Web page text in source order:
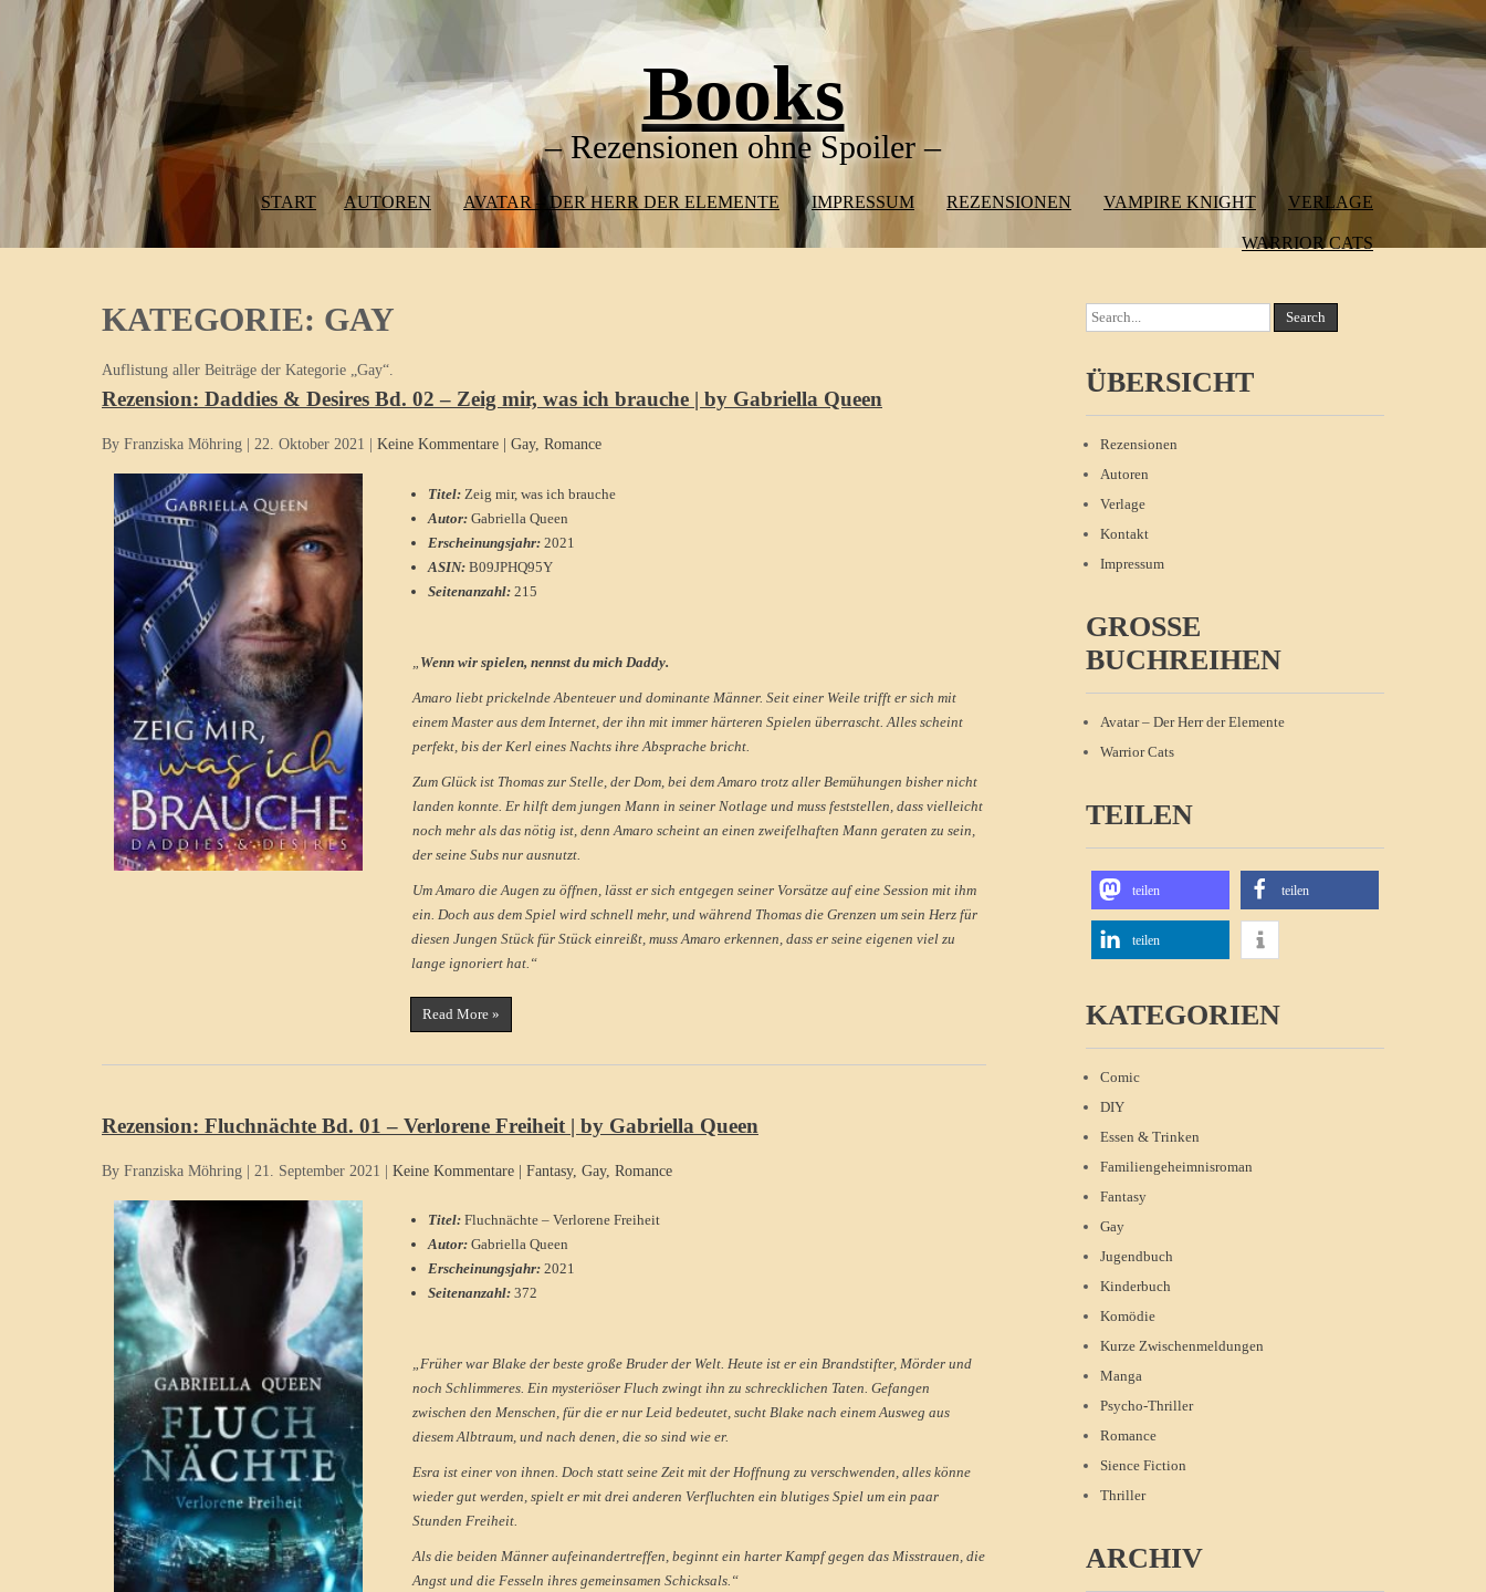
content
Books
– Rezensionen ohne Spoiler –
START AUTOREN AVATAR – DER HERR DER ELEMENTE IMPRESSUM REZENSIONEN VAMPIRE KNIGHT VERLAGE
WARRIOR CATS
KATEGORIE: GAY
Auflistung aller Beiträge der Kategorie „Gay“.
Rezension: Daddies & Desires Bd. 02 – Zeig mir, was ich brauche | by Gabriella Queen
By Franziska Möhring 22. Oktober 2021 Keine Kommentare Gay, Romance
Titel: Zeig mir, was ich brauche
Autor: Gabriella Queen
Erscheinungsjahr: 2021
ASIN: B09JPHQ95Y
Seitenanzahl: 215
Wenn wir spielen, nennst du mich Daddy.
Amaro liebt prickelnde Abenteuer und dominante Männer. Seit einer Weile trifft er sich mit
einem Master aus dem Internet, der ihn mit immer härteren Spielen überrascht. Alles scheint
perfekt, bis der Kerl eines Nachts ihre Absprache bricht.
Zum Glück ist Thomas zur Stelle, der Dom, bei dem Amaro trotz aller Bemühungen bisher nicht
landen konnte. Er hilft dem jungen Mann in seiner Notlage und muss feststellen, dass vielleicht
noch mehr als das nötig ist, denn Amaro scheint an einen zweifelhaften Mann geraten zu sein,
der seine Subs nur ausnutzt.
Um Amaro die Augen zu öffnen, lässt er sich entgegen seiner Vorsätze auf eine Session mit ihm
ein. Doch aus dem Spiel wird schnell mehr, und während Thomas die Grenzen um sein Herz für
diesen Jungen Stück für Stück einreißt, muss Amaro erkennen, dass er seine eigenen viel zu
lange ignoriert hat.“
Read More »
Rezension: Fluchnächte Bd. 01 – Verlorene Freiheit | by Gabriella Queen
By Franziska Möhring | 21. September 2021 | Keine Kommentare | Fantasy, Gay, Romance
Titel: Fluchnächte – Verlorene Freiheit
Autor: Gabriella Queen
Erscheinungsjahr: 2021
Seitenanzahl: 372
„Früher war Blake der beste große Bruder der Welt. Heute ist er ein Brandstifter, Mörder und
noch Schlimmeres. Ein mysteriöser Fluch zwingt ihn zu schrecklichen Taten. Gefangen
zwischen den Menschen, für die er nur Leid bedeutet, sucht Blake nach einem Ausweg aus
diesem Albtraum, und nach denen, die so sind wie er.
Esra ist einer von ihnen. Doch statt seine Zeit mit der Hoffnung zu verschwenden, alles könne
wieder gut werden, spielt er mit drei anderen Verfluchten ein blutiges Spiel um ein paar
Stunden Freiheit.
Als die beiden Männer aufeinandertreffen, beginnt ein harter Kampf gegen das Misstrauen, die
Angst und die Fesseln ihres gemeinsamen Schicksals.“
ÜBERSICHT
Rezensionen
Autoren
Verlage
Kontakt
Impressum
GROSSE B
UCHREIHEN
Avatar – Der Herr der Elemente
Warrior Cats
TEILEN
teilen teilen
teilen
KATEGORIEN
Comic
DIY
Essen & Trinken
Familiengeheimnisroman
Fantasy
Gay
Jugendbuch
Kinderbuch
Komödie
Kurze Zwischenmeldungen
Manga
Psycho-Thriller
Romance
Sience Fiction
Thriller
ARCHIV